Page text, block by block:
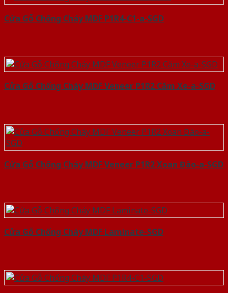
Cửa Gỗ Chống Cháy MDF P1R4-C1-a-SGD
Cửa Gỗ Chống Cháy MDF Veneer P1R2 Căm Xe-a-SGD
Cửa Gỗ Chống Cháy MDF Veneer P1R2 Xoan Đào-a-SGD
Cửa Gỗ Chống Cháy MDF Laminate-SGD